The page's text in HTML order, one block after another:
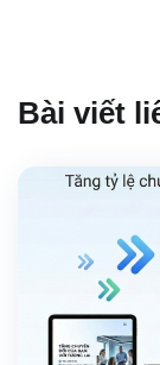
Bài viết